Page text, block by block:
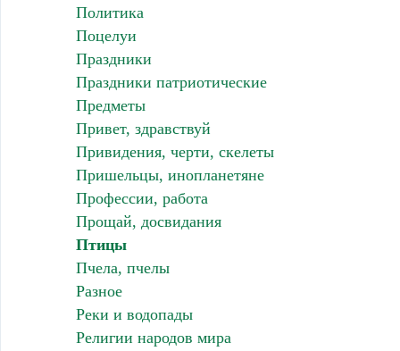
Политика
Поцелуи
Праздники
Праздники патриотические
Предметы
Привет, здравствуй
Привидения, черти, скелеты
Пришельцы, инопланетяне
Профессии, работа
Прощай, досвидания
Птицы
Пчела, пчелы
Разное
Реки и водопады
Религии народов мира